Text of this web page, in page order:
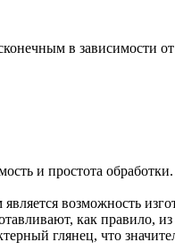
в зависимости
и простота
возможность
как правило,
глянец, что